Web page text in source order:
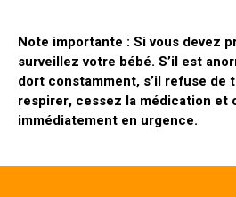
Note importante : Si vous devez
surveillez votre bébé. S’il est
dort constamment, s’il refuse de
respirer, cessez la médication et
immédiatement en urgence.